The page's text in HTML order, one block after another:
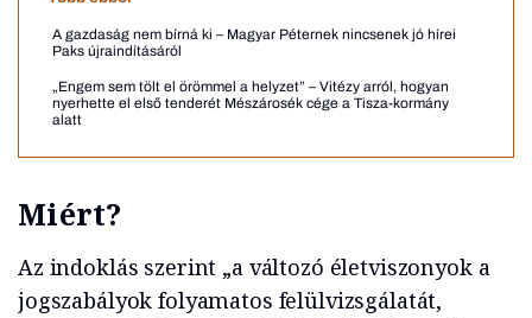
A gazdaság nem bírná ki – Magyar Péternek nincsenek jó hírei
Paks újraindításáról
„Engem sem tölt el örömmel a helyzet” – Vitézy arról, hogyan
nyerhette el első tenderét Mészárosék cége a Tisza-kormány
alatt
Miért?
Az indoklás szerint „a változó életviszonyok a
jogszabályok folyamatos felülvizsgálatát,